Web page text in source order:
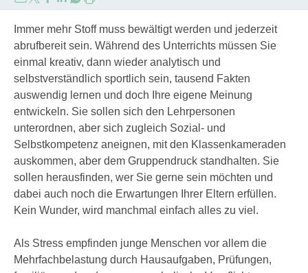
Immer mehr Stoff muss bewältigt werden und jederzeit
abrufbereit sein. Während des Unterrichts müssen Sie
einmal kreativ, dann wieder analytisch und
selbstverständlich sportlich sein, tausend Fakten
auswendig lernen und doch Ihre eigene Meinung
entwickeln. Sie sollen sich den Lehrpersonen
unterordnen, aber sich zugleich Sozial- und
Selbstkompetenz aneignen, mit den Klassenkameraden
auskommen, aber dem Gruppendruck standhalten. Sie
sollen herausfinden, wer Sie gerne sein möchten und
dabei auch noch die Erwartungen Ihrer Eltern erfüllen.
Kein Wunder, wird manchmal einfach alles zu viel.
Als Stress empfinden junge Menschen vor allem die
Mehrfachbelastung durch Hausaufgaben, Prüfungen,